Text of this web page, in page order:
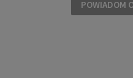
POWIADOM